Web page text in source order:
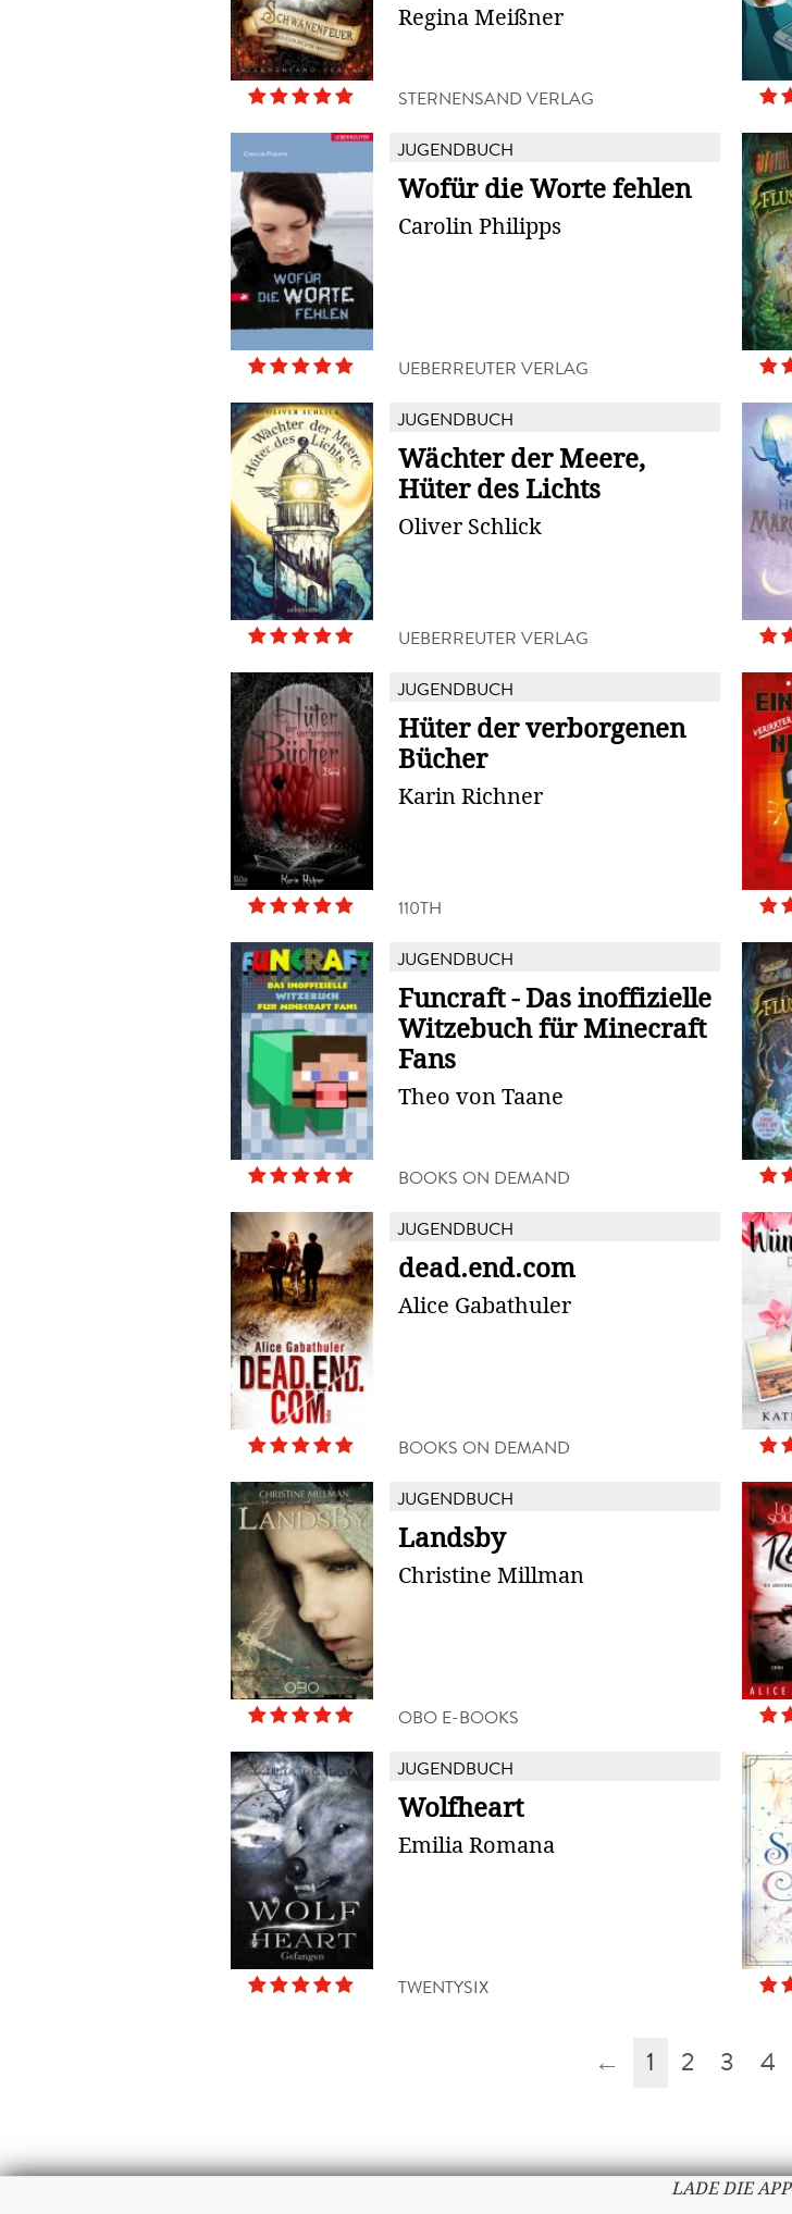
Regina Meißner
STERNENSAND VERLAG
JUGENDBUCH
Wofür die Worte fehlen
Carolin Philipps
UEBERREUTER VERLAG
JUGENDBUCH
Wächter der Meere,
Hüter des Lichts
Oliver Schlick
UEBERREUTER VERLAG
JUGENDBUCH
Hüter der verborgenen
Bücher
Karin Richner
110TH
JUGENDBUCH
Funcraft - Das inoffizielle
Witzebuch für Minecraft
Fans
Theo von Taane
BOOKS ON DEMAND
JUGENDBUCH
dead.end.com
Alice Gabathuler
BOOKS ON DEMAND
JUGENDBUCH
Landsby
Christine Millman
OBO E-BOOKS
JUGENDBUCH
Wolfheart
Emilia Romana
TWENTYSIX
← 1 2 3 4
LADE DIE APP